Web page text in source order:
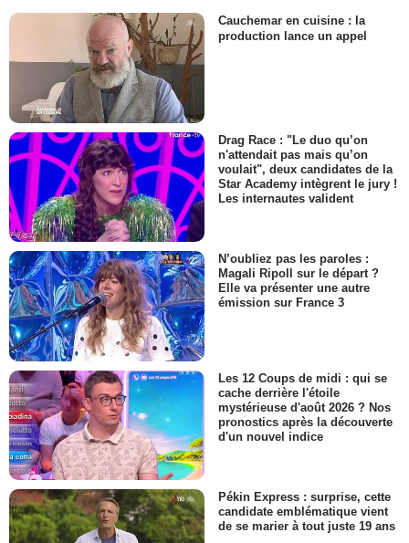
Cauchemar en cuisine : la
production lance un appel
Drag Race : "Le duo qu’on
n'attendait pas mais qu’on
voulait", deux candidates de la
Star Academy intègrent le jury !
Les internautes valident
N’oubliez pas les paroles :
Magali Ripoll sur le départ ?
Elle va présenter une autre
émission sur France 3
Les 12 Coups de midi : qui se
cache derrière l'étoile
mystérieuse d'août 2026 ? Nos
pronostics après la découverte
d'un nouvel indice
Pékin Express : surprise, cette
candidate emblématique vient
de se marier à tout juste 19 ans